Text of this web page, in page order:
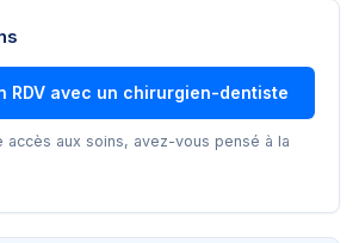
RDV avec un chirurgien-dentiste
accès aux soins, avez-vous pensé à la